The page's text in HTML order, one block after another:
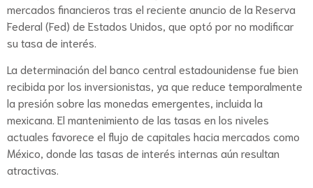
mercados financieros tras el reciente anuncio de la Reserva
Federal (Fed) de Estados Unidos, que optó por no modificar
su tasa de interés.
La determinación del banco central estadounidense fue bien
recibida por los inversionistas, ya que reduce temporalmente
la presión sobre las monedas emergentes, incluida la
mexicana. El mantenimiento de las tasas en los niveles
actuales favorece el flujo de capitales hacia mercados como
México, donde las tasas de interés internas aún resultan
atractivas.